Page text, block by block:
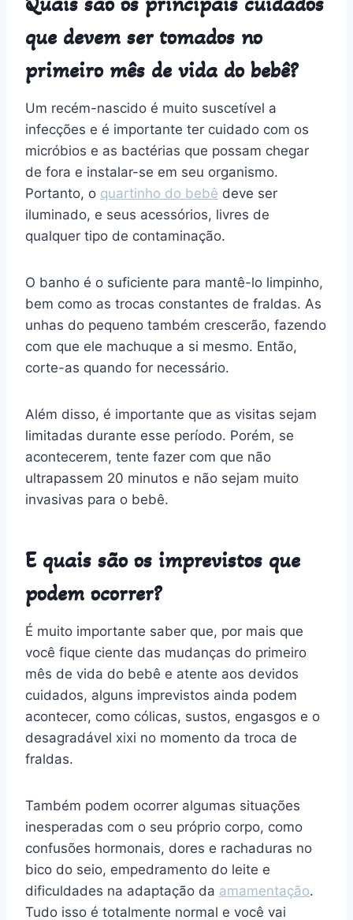
que devem ser tomados no
primeiro mês de vida do bebê?
Um recém-nascido é muito suscetível a
infecções e é importante ter cuidado com os
micróbios e as bactérias que possam chegar
de fora e instalar-se em seu organismo.
Portanto, o quartinho do bebê deve ser
iluminado, e seus acessórios, livres de
qualquer tipo de contaminação.
O banho é o suficiente para mantê-lo limpinho,
bem como as trocas constantes de fraldas. As
unhas do pequeno também crescerão, fazendo
com que ele machuque a si mesmo. Então,
corte-as quando for necessário.
Além disso, é importante que as visitas sejam
limitadas durante esse período. Porém, se
acontecerem, tente fazer com que não
ultrapassem 20 minutos e não sejam muito
invasivas para o bebê.
E quais são os imprevistos que
podem ocorrer?
É muito importante saber que, por mais que
você fique ciente das mudanças do primeiro
mês de vida do bebê e atente aos devidos
cuidados, alguns imprevistos ainda podem
acontecer, como cólicas, sustos, engasgos e o
desagradável xixi no momento da troca de
fraldas.
Também podem ocorrer algumas situações
inesperadas com o seu próprio corpo, como
confusões hormonais, dores e rachaduras no
bico do seio, empedramento do leite e
dificuldades na adaptação da amamentação.
Tudo isso é totalmente normal e você vai